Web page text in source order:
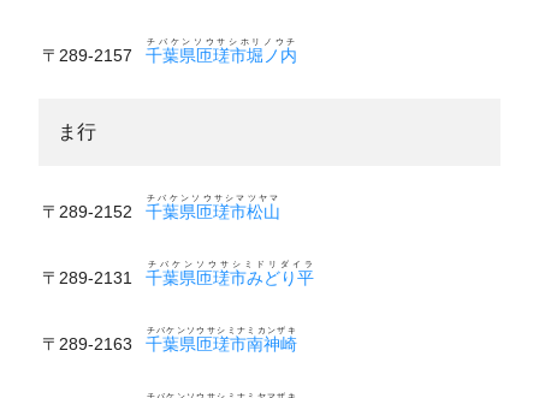
〒289-2157 千葉県匝瑳市堀ノ内
チバケンソウサシホリノウチ
ま行
〒289-2152 千葉県匝瑳市松山
チバケンソウサシマツヤマ
〒289-2131 千葉県匝瑳市みどり平
チバケンソウサシミドリダイラ
〒289-2163 千葉県匝瑳市南神崎
チバケンソウサシミナミカンザキ
チバケンソウサシミナミヤマザキ